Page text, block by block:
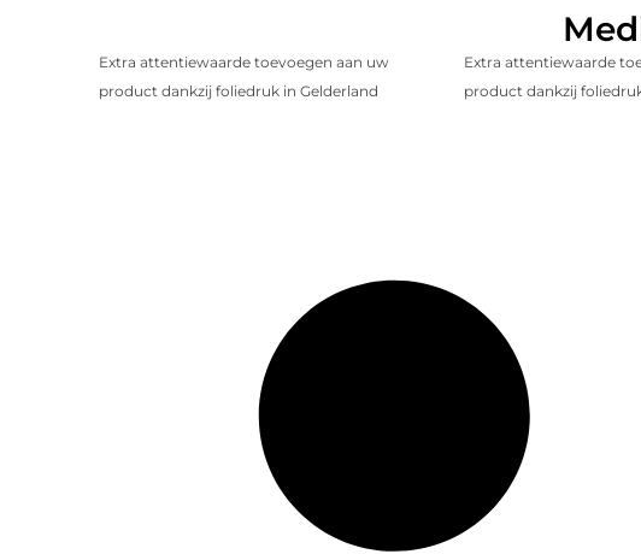
Extra attentiewaarde toevoegen aan uw
product dankzij foliedruk in Gelderland
Extra attentiewaarde
product dankzij